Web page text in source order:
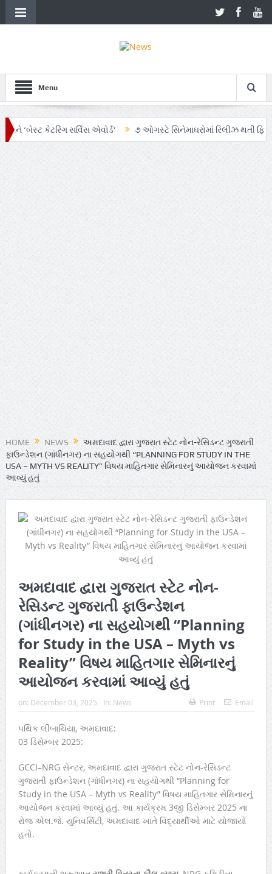
Menu
કેટરિંગ સર્વિસ એવોર્ડ’ ૭ ઓગસ્ટે સિનેમાઘરોમાં રિલીઝ થતી ફિલ્મ ‘ઓહ
AI અને ગ્રાહક સમજનો અનોખો સમન્વય Zen – Z ના નામે આંદોલનના ભાગ
HOME NEWS
અમદાવાદ દ્વારા ગુજરાત સ્ટેટ નોન-રેસિડન્ટ ગુજરાતી
ફાઉન્ડેશન (ગાંધીનગર) ના સહયોગથી “PLANNING FOR STUDY IN THE
USA – MYTH VS REALITY” વિષય માહિતગાર સેમિનારનું આયોજન કરવામાં
આવ્યું હતું
અમદાવાદ દ્વારા ગુજરાત સ્ટેટ નોન-
રેસિડન્ટ ગુજરાતી ફાઉન્ડેશન
(ગાંધીનગર) ના સહયોગથી “Planning
for Study in the USA – Myth vs
Reality” વિષય માહિતગાર સેમિનારનું
આયોજન કરવામાં આવ્યું હતું
on: December 03, 2025 In: News Print Email
પથિક લીંબાચિયા, અમદાવાદ:
03 ડિસેમ્બર 2025:
GCCI–NRG સેન્ટર, અમદાવાદ દ્વારા ગુજરાત સ્ટેટ નોન-રેસિડન્ટ
ગુજરાતી ફાઉન્ડેશન (ગાંધીનગર) ના સહયોગથી “Planning for
Study in the USA – Myth vs Reality” વિષય માહિતગાર સેમિનારનું
આયોજન કરવામાં આવ્યું હતું. આ કાર્યક્રમ 3જી ડિસેમ્બર 2025 ના
રોજ એલ.જે. યુનિવર્સિટી, અમદાવાદ ખાતે વિદ્યાર્થીઓ માટે યોજાયો
હતો.